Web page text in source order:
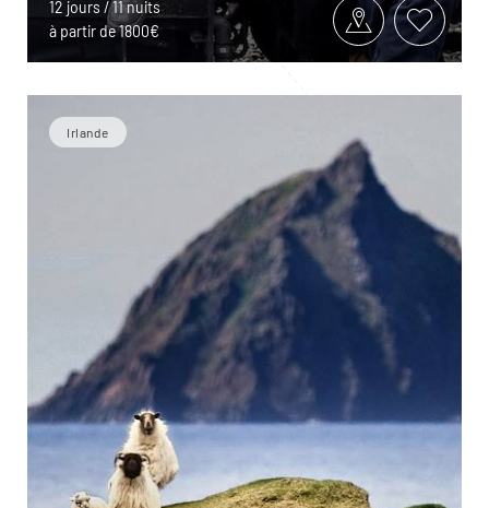
12 jours / 11 nuits
à partir de 1800€
Irlande